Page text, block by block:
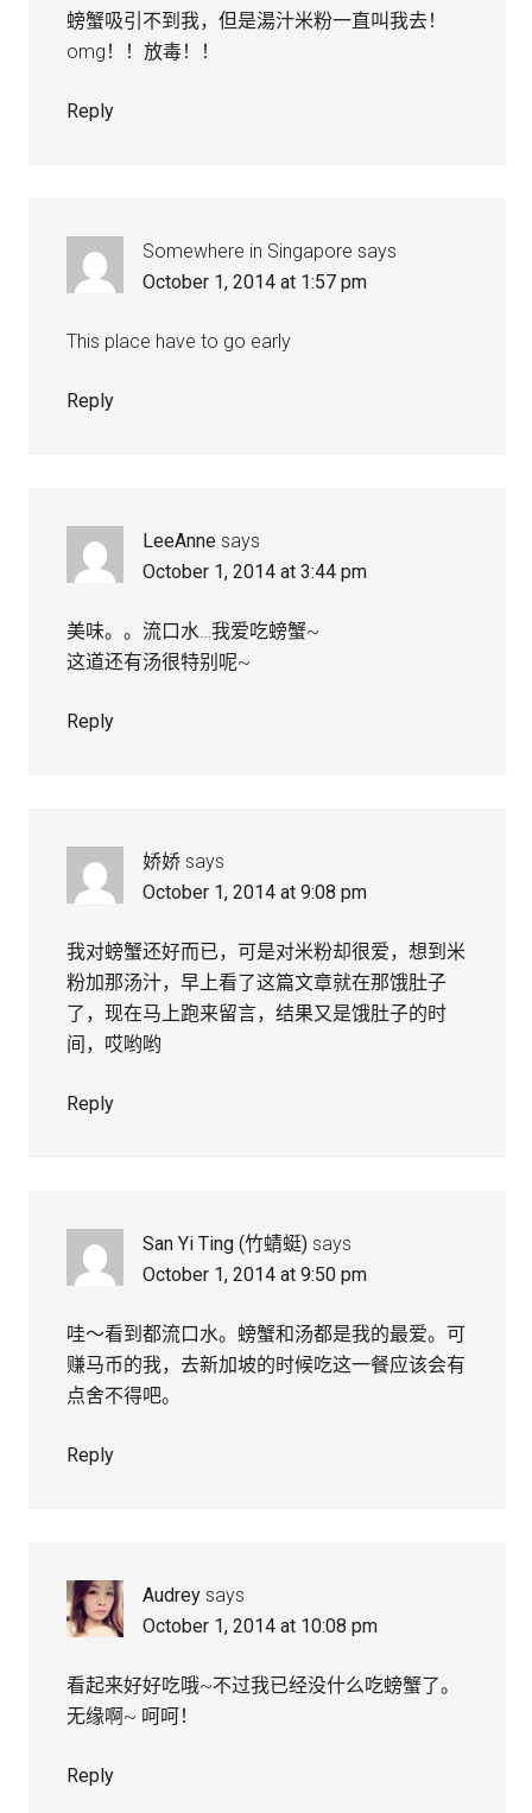
螃蟹吸引不到我，但是湯汁米粉一直叫我去！
omg！！放毒！！
Reply
Somewhere in Singapore says
October 1, 2014 at 1:57 pm
This place have to go early
Reply
LeeAnne says
October 1, 2014 at 3:44 pm
美味。。流口水…我爱吃螃蟹~
这道还有汤很特别呢~
Reply
娇娇 says
October 1, 2014 at 9:08 pm
我对螃蟹还好而已，可是对米粉却很爱，想到米
粉加那汤汁，早上看了这篇文章就在那饿肚子
了，现在马上跑来留言，结果又是饿肚子的时
间，哎哟哟
Reply
San Yi Ting (竹蜻蜓) says
October 1, 2014 at 9:50 pm
哇～看到都流口水。螃蟹和汤都是我的最爱。可
赚马币的我，去新加坡的时候吃这一餐应该会有
点舍不得吧。
Reply
Audrey says
October 1, 2014 at 10:08 pm
看起来好好吃哦~不过我已经没什么吃螃蟹了。
无缘啊~ 呵呵！
Reply